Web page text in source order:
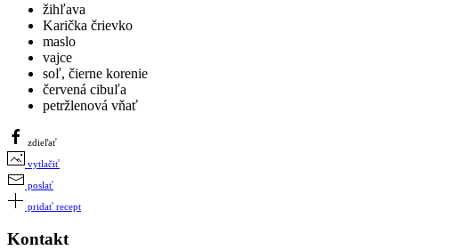
žihľava
Karička črievko
maslo
vajce
soľ, čierne korenie
červená cibuľa
petržlenová vňať
zdieľať
vytlačiť
poslať
pridať recept
Kontakt